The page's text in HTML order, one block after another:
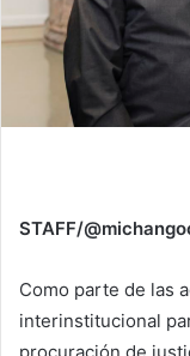
STAFF/
Como parte de las
interinstitucional
procuración de